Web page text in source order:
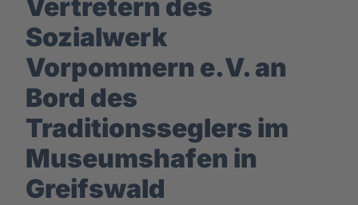
Vertretern des
Sozialwerk
Vorpommern e.V. an
Bord des
Traditionsseglers im
Museumshafen in
Greifswald